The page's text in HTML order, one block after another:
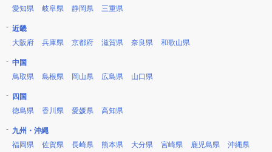
愛知県
岐阜県 静岡県 三重県
近畿
大阪府
兵庫県 京都府 滋賀県 奈良県 和歌山県
中国
鳥取県
島根県 岡山県 広島県 山口県
四国
徳島県
香川県 愛媛県 高知県
九州・沖縄
福岡県
佐賀県 長崎県 熊本県 大分県 宮崎県 鹿児島県 沖縄県